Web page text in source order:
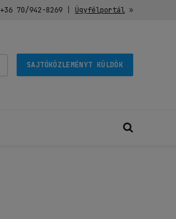
+36 70/942-8269| Ügyfélportál»
SAJTÓKÖZLEMÉNYT KÜLDÖK